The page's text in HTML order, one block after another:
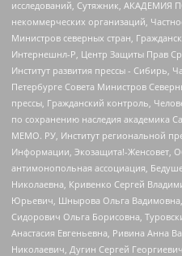
исследований, Сутяжник, АКАДЕМИЯ
некоммерческих организаций,
Министров северных стран,
Интернешнл-Р, Центр Защиты Прав
Институт развития прессы - Сибирь,
Петербурге Совета Министров
прессы, Гражданский контроль,
по сохранению наследия академика
МЕМО. РУ, Институт региональной
Информации, Экозащита!-Женсовет,
антимонопольная ассоциация,
Николаевна, Кривенко Сергей
Юрьевич, Шнырова Ольга
Сидорович Ольга Борисовна,
Анастасия Евгеньевна, Ривина Анна
Николаевич, Дугин Сергей